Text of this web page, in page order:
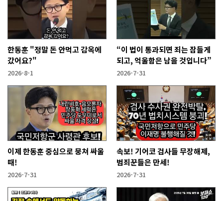
한동훈 "정말 돈 안먹고 감옥에
갔어요?"
2026-8-1
“이 법이 통과되면 죄는 잠들게
되고, 억울함은 남을 것입니다”
2026-7-31
이제 한동훈 중심으로 뭉쳐 싸울
때!
2026-7-31
속보! 기어코 검사들 무장해제,
범죄꾼들은 만세!
2026-7-31